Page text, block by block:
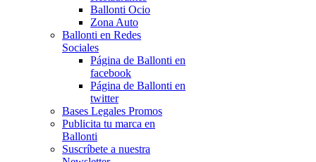
Ballonti Ocio
Zona Auto
Ballonti en Redes
Sociales
Página de Ballonti en
facebook
Página de Ballonti en
twitter
Bases Legales Promos
Publicita tu marca en
Ballonti
Suscríbete a nuestra